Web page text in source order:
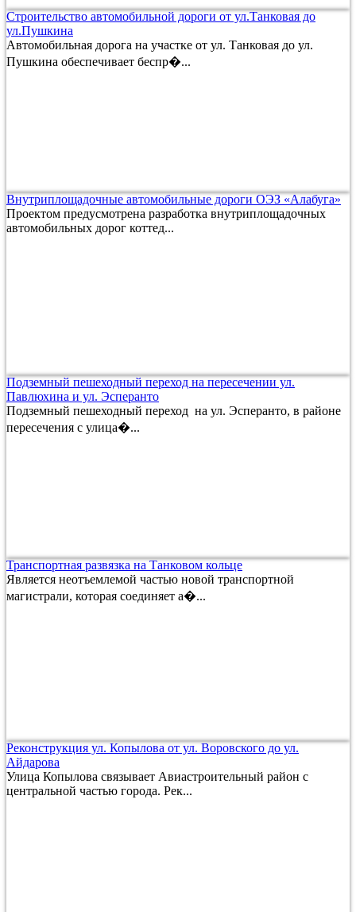
Строительство автомобильной дороги от ул.Танковая до
ул.Пушкина
Автомобильная дорога на участке от ул. Танковая до ул.
Пушкина обеспечивает беспр�...
Внутриплощадочные автомобильные дороги ОЭЗ «Алабуга»
Проектом предусмотрена разработка внутриплощадочных
автомобильных дорог коттед...
Подземный пешеходный переход на пересечении ул.
Павлюхина и ул. Эсперанто
Подземный пешеходный переход на ул. Эсперанто, в районе
пересечения с улица�...
Транспортная развязка на Танковом кольце
Является неотъемлемой частью новой транспортной
магистрали, которая соединяет а�...
Реконструкция ул. Копылова от ул. Воровского до ул.
Айдарова
Улица Копылова связывает Авиастроительный район с
центральной частью города. Рек...